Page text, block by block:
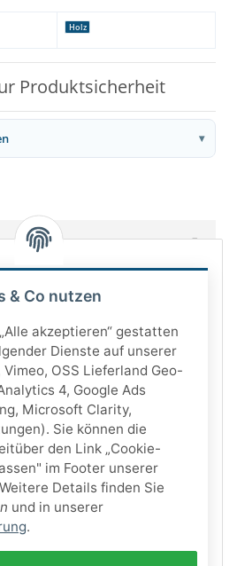
Holz
Produktsicherheit
& Co nutzen
akzeptieren“ gestatten
Dienste auf unserer
Vimeo, OSS Lieferland Geo-
4, Google Ads
Microsoft Clarity,
Sie können die
den Link „Cookie-
im Footer unserer
Details finden Sie
und in unserer
.